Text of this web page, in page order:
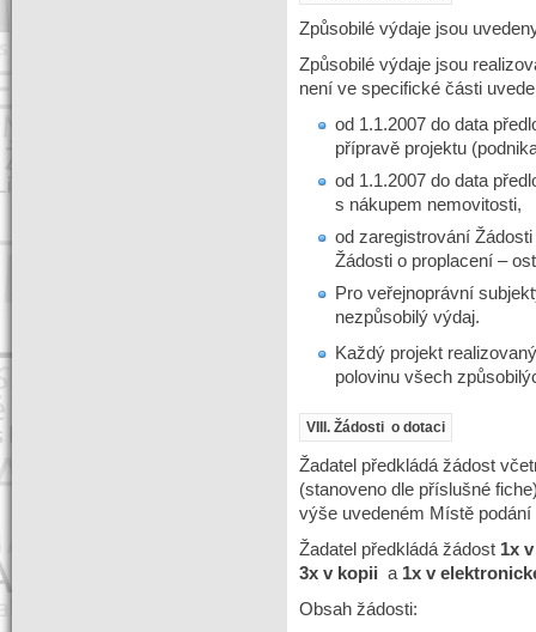
Způsobilé výdaje jsou
Způsobilé výdaje jsou
není ve specifické části
od 1.1.2007 do data
přípravě projektu
od 1.1.2007 do data
s nákupem nemovitosti,
od zaregistrování
Žádosti o proplacení –
Pro veřejnoprávní
nezpůsobilý výdaj.
Každý projekt
polovinu všech
VIII. Žádosti o dotaci
Žadatel předkládá žádost
(stanoveno dle příslušné
výše uvedeném Místě podání
Žadatel předkládá žádost 1x
3x v kopii a 1x v
Obsah žádosti: